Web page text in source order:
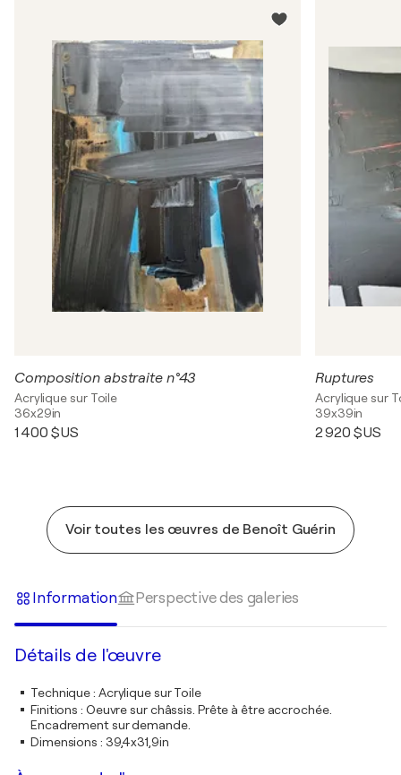
Composition abstraite n°43
Acrylique sur Toile
36x29in
1 400 $US
Ruptures
Acrylique sur
39x39in
2 920 $US
Voir toutes les œuvres de Benoît Guérin
Information Perspective des galeries
Détails de l'œuvre
Technique: Acrylique sur Toile
Finitions : Oeuvre sur châssis. Prête à être accrochée.
Encadrement sur demande.
Dimensions : 39,4x31,9in